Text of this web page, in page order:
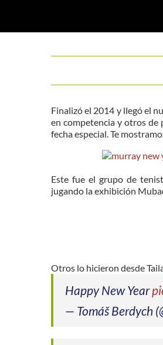
Finalizó el 2014 y llegó el
en competencia y otros de
fecha especial. Te
Este fue el grupo de
jugando la exhibición
Otros lo hicieron desde
Happy New Year
— Tomáš Berdych